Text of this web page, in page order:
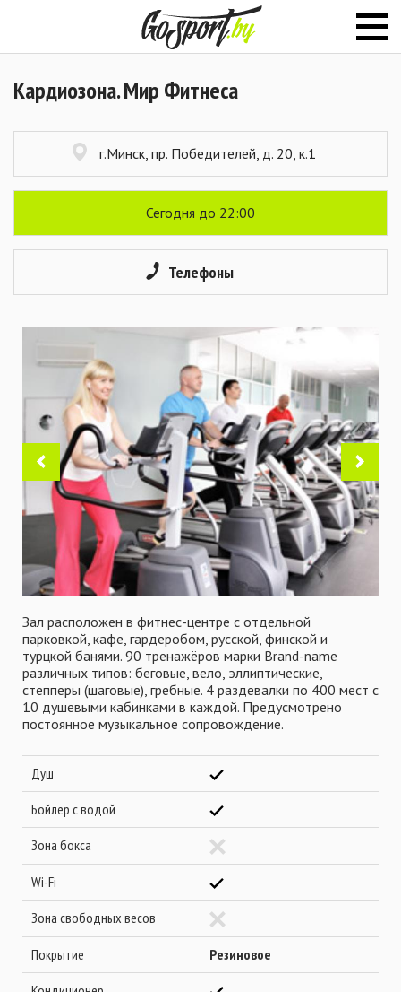
Кардиозона. Мир Фитнеса
г.Минск, пр. Победителей, д. 20, к.1
Сегодня до 22:00
Телефоны
Зал расположен в фитнес-центре с отдельной
парковкой, кафе, гардеробом, русской, финской и
турцкой банями. 90 тренажёров марки Brand-name
различных типов: беговые, вело, эллиптические,
степперы (шаговые), гребные. 4 раздевалки по 400 мест с
10 душевыми кабинками в каждой. Предусмотрено
постоянное музыкальное сопровождение.
Душ
Бойлер с водой
Зона бокса
Wi-Fi
Зона свободных весов
Покрытие
Резиновое